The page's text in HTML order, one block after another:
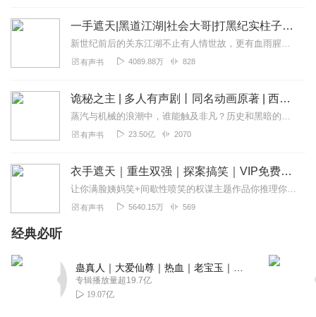
洪荒玄幻世界，引出上古神话的遗秘，卷帙浩阔，设定繁
杂，人物众多。冰冷与黑暗并存的宇宙深处，九具庞大的龙
宇宙中捕捉到的一幅极其震撼的画
回复
听友247549004
我觉得遮天这本书非常的好看，我把这本书推荐给同学们，
让别人都以为遮天是一本很不好的书。就像我喜欢杨紫一
样，我一告诉他们，他们就会诋毁，不会考虑我的感受。他
们知道我喜欢遮天和杨紫。我经常会给同学讲遮天的内容，
和杨紫编叶凡和杨紫的黄。他们不知道我有多喜欢杨紫和遮
天。我真的很希望他们能理解我，别再诋毁遮天和杨紫了
回复 2020-07-26
一手遮天|黑道江湖|社会大哥|打黑纪实柱子有声故事
新世纪前后的关东江湖不止有人情世故，更有血雨腥风。乡村代课教师秦镇因为工作转正失败、母亲的去世和女朋友的背叛等多重因素地打击，致使他的人生轨迹发生了重大偏离，从...
有声书 4089.88万 828
诡秘之主 | 多人有声剧丨同名动画原著 | 西幻克苏鲁 | 乌贼作品
蒸汽与机械的浪潮中，谁能触及非凡？历史和黑暗的迷雾里，又是谁在耳语？我从诡秘中醒来，睁眼看见这个世界：枪械，大炮，巨舰，飞空艇，差分机；魔药，占卜，诅咒，倒吊人...
有声书 23.50亿 2070
衣手遮天｜重生双强｜探案搞笑｜VIP免费多人有声剧
让你满脸姨妈笑+间歇性喷笑的权谋主题作品你推理你的，我默默宠我的事业型女主+嘴坏闷骚型男主双强重生一起手遮天下保证好听就对了！...
有声书 5640.15万 569
经典必听
专辑播放量超19.7亿
19.07亿